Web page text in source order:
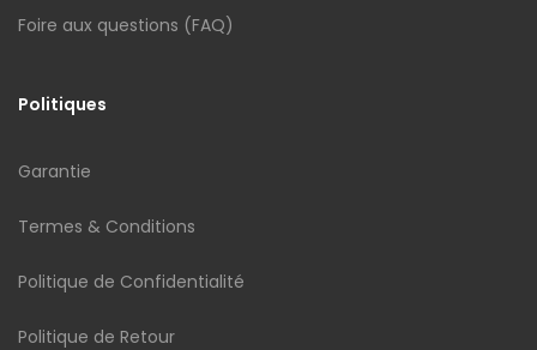
Foire aux questions (FAQ)
Politiques
Garantie
Termes & Conditions
Politique de Confidentialité
Politique de Retour